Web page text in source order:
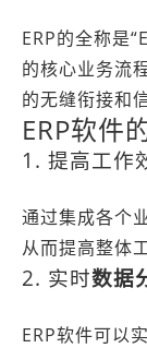
ERP的全称是
的核心业务流
的无缝衔接和
ERP软件
1. 提高工作
通过集成各个
从而提高整体
2. 实时数据
ERP软件可以